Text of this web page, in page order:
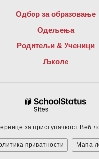
Одбор за образовање
Одељења
Родитељи & Ученици
Љколе
за приступачност Веб
приватности Мапа